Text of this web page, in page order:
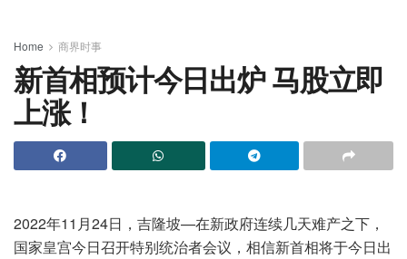
Home 商界时事
新首相预计今日出炉 马股立即
上涨！
2022年11月24日，吉隆坡—在新政府连续几天难产之下，
国家皇宫今日召开特别统治者会议，相信新首相将于今日出